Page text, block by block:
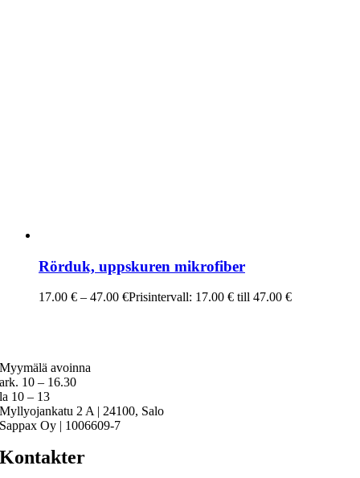
Rörduk, uppskuren mikrofiber
17.00 € – 47.00 €Prisintervall: 17.00 € till 47.00 €
Myymälä avoinna
ark. 10 – 16.30
la 10 – 13
Myllyojankatu 2 A | 24100, Salo
Sappax Oy | 1006609-7
Kontakter